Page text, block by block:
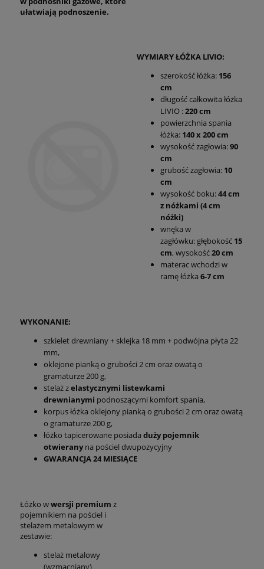
ułatwiają podnoszenie.
WYMIARY ŁÓŻKA LIVIO:
szerokość łóżka: 156
cm
długość całkowita łóżka
LIVIO :220 cm
powierzchnia spania
łóżka: 140 x 200 cm
wysokość zagłowia:90
cm
grubość zagłowia: 10
cm
wysokość boku:44 cm
z nóżkami (4 cm
nóżki)
wnęka w
zagłówku: głębokość 15
cm, wysokość20 cm
materac wchodzi w
ramę łóżka 6-7 cm
WYKONANIE:
szkielet drewniany + sklejka 18 mm + podwójna płyta 22
mm,
oklejone pianką o grubości 2 cm oraz owatą o
gramaturze 200 g,
stelaż zelastycznymi listewkami
drewnianymi podnoszącymi komfort spania,
korpus łóżka oklejony pianką o grubości 2 cm oraz owatą
o gramaturze 200 g,
łóżko tapicerowane posiada duży pojemnik
otwieranyna pościel dwupozycyjny
GWARANCJA 24 MIESIĄCE
Łóżko wwersji premium z
pojemnikiem na pościel i
stelażem metalowym w
zestawie:
stelaż metalowy
(wzmacniany)